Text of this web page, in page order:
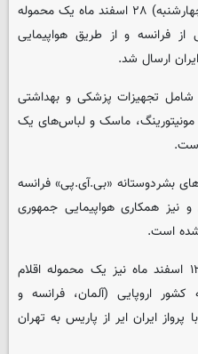
شیوع ویروس کرونا در ایران امروز (چهارشنبه) ۲۸ اسفند ماه یک محموله
فرانسه و از طریق هواپیمایی
ارسال شد.
۱۲ متر مکعب شامل تجهیزات پزشکی و بهداشتی
مونیتورینگ، ماسک و لباس‌های یک
بشردوستانه «بی‌.آی‌.پی» فرانسه
نیز همکاری هواپیمایی جمهوری
شده است.
لازم به ذکر است شامگاه دوشنبه ۱۲ اسفند ماه نیز یک محموله اقلام
اروپایی (آلمان، فرانسه و
ایران ایر از پاریس به تهران